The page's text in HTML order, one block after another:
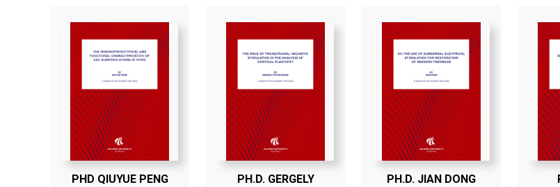
PHD QIUYUE PENG
PH.D. GERGELY
PH.D. JIAN DONG